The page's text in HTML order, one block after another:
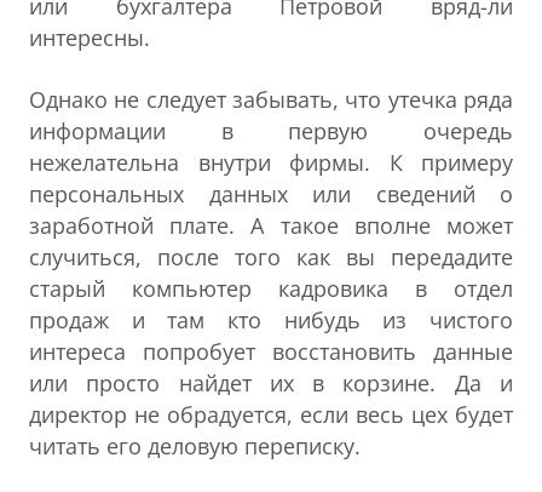
интересны.
Однако не следует забывать, что утечка ряда
информации в первую очередь
нежелательна внутри фирмы. К примеру
персональных данных или сведений о
заработной плате. А такое вполне может
случиться, после того как вы передадите
старый компьютер кадровика в отдел
продаж и там кто нибудь из чистого
интереса попробует восстановить данные
или просто найдет их в корзине. Да и
директор не обрадуется, если весь цех будет
читать его деловую переписку.